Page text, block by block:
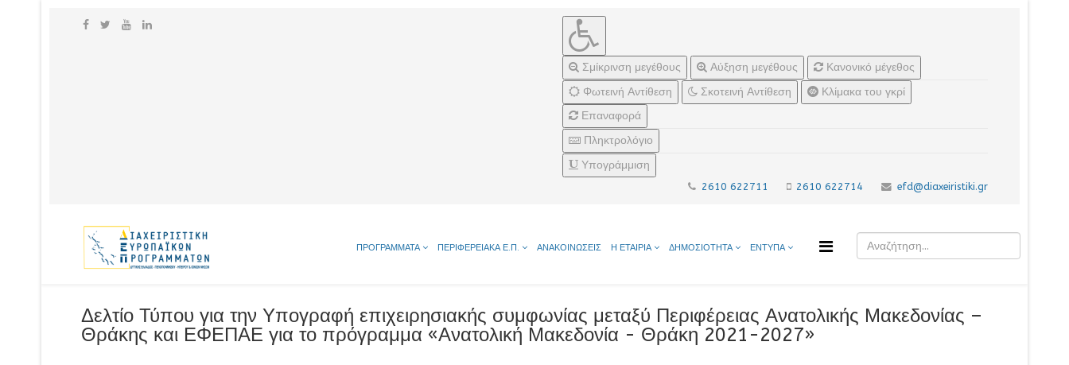
Σμίκρινση μεγέθους Αύξηση μεγέθους
Κανονικό μέγεθος
Φωτεινή Αντίθεση
Σκοτεινή Αντίθεση
Κλίμακα του γκρί
Επαναφορά
Πληκτρολόγιο
Υπογράμμιση
2610 622711 2610 622714 efd@diaxeiristiki.gr
ΠΡΟΓΡΑΜΜΑΤΑ ΠΕΡΙΦΕΡΕΙΑΚΑ Ε.Π. ΑΝΑΚΟΙΝΩΣΕΙΣ Η ΕΤΑΙΡΙΑ ΔΗΜΟΣΙΟΤΗΤΑ ΕΝΤΥΠΑ
Δελτίο Τύπου για την Υπογραφή επιχειρησιακής συμφωνίας μεταξύ Περιφέρειας Ανατολικής Μακεδονίας –
Θράκης και ΕΦΕΠΑΕ για το πρόγραμμα «Ανατολική Μακεδονία - Θράκη 2021-2027»